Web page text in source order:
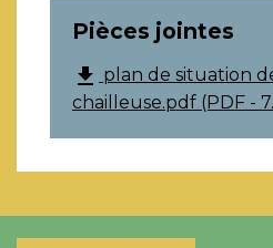
Pièces jointes
file_download plan de situation
chailleuse.pdf (PDF -